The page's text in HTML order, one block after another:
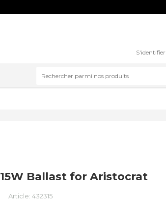
S'identifier
15W Ballast for Aristocrat
Article: 432315